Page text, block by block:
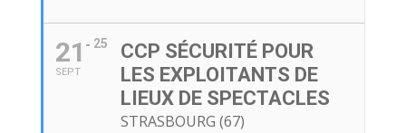
21
SEPT
25
CCP SÉCURITÉ POUR
LES EXPLOITANTS DE
LIEUX DE SPECTACLES
STRASBOURG (67)